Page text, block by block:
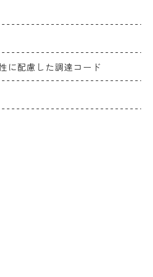
に配慮した調達コード